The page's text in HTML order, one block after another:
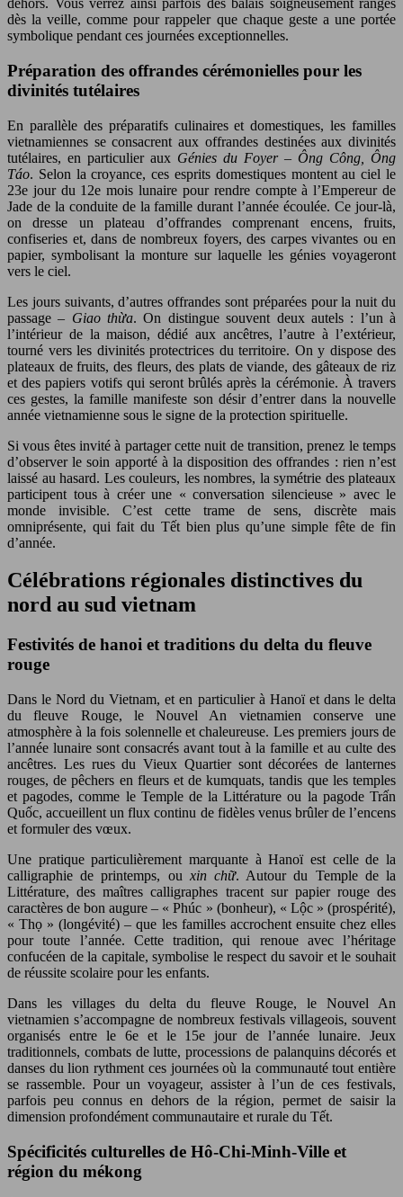
dehors. Vous verrez ainsi parfois des balais soigneusement rangés
dès la veille, comme pour rappeler que chaque geste a une portée
symbolique pendant ces journées exceptionnelles.
Préparation des offrandes cérémonielles pour les
divinités tutélaires
En parallèle des préparatifs culinaires et domestiques, les familles
vietnamiennes se consacrent aux offrandes destinées aux divinités
tutélaires, en particulier aux Génies du Foyer– Ông Công, Ông
Táo. Selon la croyance, ces esprits domestiques montent au ciel le
23e jour du 12e mois lunaire pour rendre compte à l’Empereur de
Jade de la conduite de la famille durant l’année écoulée. Ce jour-là,
on dresse un plateau d’offrandes comprenant encens, fruits,
confiseries et, dans de nombreux foyers, des carpes vivantes ou en
papier, symbolisant la monture sur laquelle les génies voyageront
vers le ciel.
Les jours suivants, d’autres offrandes sont préparées pour la nuit du
passage – Giao thừa. On distingue souvent deux autels : l’un à
l’intérieur de la maison, dédié aux ancêtres, l’autre à l’extérieur,
tourné vers les divinités protectrices du territoire. On y dispose des
plateaux de fruits, des fleurs, des plats de viande, des gâteaux de riz
et des papiers votifs qui seront brûlés après la cérémonie. À travers
ces gestes, la famille manifeste son désir d’entrer dans la nouvelle
année vietnamienne sous le signe de la protection spirituelle.
Si vous êtes invité à partager cette nuit de transition, prenez le temps
d’observer le soin apporté à la disposition des offrandes : rien n’est
laissé au hasard. Les couleurs, les nombres, la symétrie des plateaux
participent tous à créer une « conversation silencieuse » avec le
monde invisible. C’est cette trame de sens, discrète mais
omniprésente, qui fait du Tết bien plus qu’une simple fête de fin
d’année.
Célébrations régionales distinctives du
nord au sud vietnam
Festivités de hanoi et traditions du delta du fleuve
rouge
Dans le Nord du Vietnam, et en particulier à Hanoï et dans le delta
du fleuve Rouge, le Nouvel An vietnamien conserve une
atmosphère à la fois solennelle et chaleureuse. Les premiers jours de
l’année lunaire sont consacrés avant tout à la famille et au culte des
ancêtres. Les rues du Vieux Quartier sont décorées de lanternes
rouges, de pêchers en fleurs et de kumquats, tandis que les temples
et pagodes, comme le Temple de la Littérature ou la pagode Trấn
Quốc, accueillent un flux continu de fidèles venus brûler de l’encens
et formuler des vœux.
Une pratique particulièrement marquante à Hanoï est celle de la
calligraphie de printemps, ou xin chữ. Autour du Temple de la
Littérature, des maîtres calligraphes tracent sur papier rouge des
caractères de bon augure – « Phúc » (bonheur), « Lộc » (prospérité),
« Thọ » (longévité) – que les familles accrochent ensuite chez elles
pour toute l’année. Cette tradition, qui renoue avec l’héritage
confucéen de la capitale, symbolise le respect du savoir et le souhait
de réussite scolaire pour les enfants.
Dans les villages du delta du fleuve Rouge, le Nouvel An
vietnamien s’accompagne de nombreux festivals villageois, souvent
organisés entre le 6e et le 15e jour de l’année lunaire. Jeux
traditionnels, combats de lutte, processions de palanquins décorés et
danses du lion rythment ces journées où la communauté tout entière
se rassemble. Pour un voyageur, assister à l’un de ces festivals,
parfois peu connus en dehors de la région, permet de saisir la
dimension profondément communautaire et rurale du Tết.
Spécificités culturelles de Hô-Chi-Minh-Ville et
région du mékong